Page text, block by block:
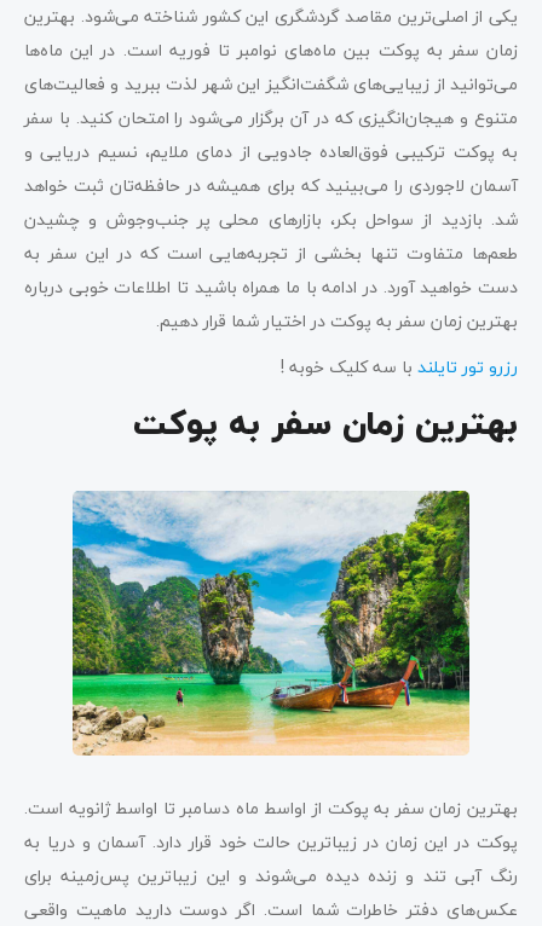
یکی از اصلی‌ترین مقاصد گردشگری این کشور شناخته می‌شود. بهترین
زمان سفر به پوکت بین ماه‌های نوامبر تا فوریه است. در این ماه‌ها
می‌توانید از زیبایی‌های شگفت‌انگیز این شهر لذت ببرید و فعالیت‌های
متنوع و هیجان‌انگیزی که در آن برگزار می‌شود را امتحان کنید. با سفر
به پوکت ترکیبی فوق‌العاده جادویی از دمای ملایم، نسیم دریایی و
آسمان لاجوردی را می‌بینید که برای همیشه در حافظه‌تان ثبت خواهد
شد. بازدید از سواحل بکر، بازارهای محلی پر جنب‌وجوش و چشیدن
طعم‌ها متفاوت تنها بخشی از تجربه‌هایی است که در این سفر به
دست خواهید آورد. در ادامه با ما همراه باشید تا اطلاعات خوبی درباره
بهترین زمان سفر به پوکت در اختیار شما قرار دهیم.
رزرو تور تایلند با سه کلیک خوبه !
بهترین زمان سفر به پوکت
بهترین زمان سفر به پوکت از اواسط ماه دسامبر تا اواسط ژانویه است.
پوکت در این زمان در زیباترین حالت خود قرار دارد. آسمان و دریا به
رنگ‌ آبی تند و زنده دیده می‌شوند و این زیباترین پس‌زمینه برای
عکس‌های دفتر خاطرات شما است. اگر دوست دارید ماهیت واقعی